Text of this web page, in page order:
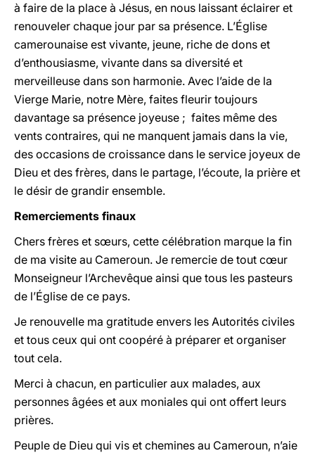
à faire de la place à Jésus, en nous laissant éclairer et
renouveler chaque jour par sa présence. L’Église
camerounaise est vivante, jeune, riche de dons et
d’enthousiasme, vivante dans sa diversité et
merveilleuse dans son harmonie. Avec l’aide de la
Vierge Marie, notre Mère, faites fleurir toujours
davantage sa présence joyeuse ; faites même des
vents contraires, qui ne manquent jamais dans la vie,
des occasions de croissance dans le service joyeux de
Dieu et des frères, dans le partage, l’écoute, la prière et
le désir de grandir ensemble.
Remerciements finaux
Chers frères et sœurs, cette célébration marque la fin
de ma visite au Cameroun. Je remercie de tout cœur
Monseigneur l’Archevêque ainsi que tous les pasteurs
de l’Église de ce pays.
Je renouvelle ma gratitude envers les Autorités civiles
et tous ceux qui ont coopéré à préparer et organiser
tout cela.
Merci à chacun, en particulier aux malades, aux
personnes âgées et aux moniales qui ont offert leurs
prières.
Peuple de Dieu qui vis et chemines au Cameroun, n’aie